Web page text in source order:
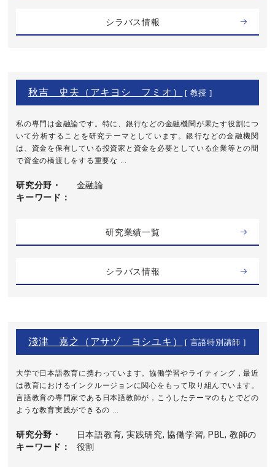
シラバス情報
秋吉 史夫（アキヨシ フミオ） [ 教授 ]
私の専門は金融論です。特に、銀行などの金融機関が果たす役割につ
いて分析することを研究テーマとしています。銀行などの金融機関
は、資金を保有している投資家と資金を必要としている企業等との間
で資金の橋渡しをする重要な ...
研究分野・
キーワード
金融論
研究業績一覧
シラバス情報
淺津 嘉之（アサヅ ヨシユキ） [ 言語特別講師 ]
大学で日本語教育に携わっています。協働学習やライティング，最近
は教育におけるインクルージョンに関心をもって取り組んでいます。
言語教育の専門家である日本語教師が，こうしたテーマのもとでどの
ような教育実践ができるの ...
研究分野・
キーワード
日本語教育, 実践研究, 協働学習, PBL, 教師の
役割